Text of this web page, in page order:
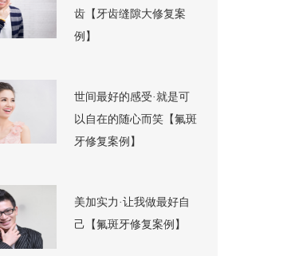
齿【牙齿缝隙大修复案
例】
世间最好的感受·就是可
以自在的随心而笑【氟斑
牙修复案例】
美加实力·让我做最好自
己【氟斑牙修复案例】